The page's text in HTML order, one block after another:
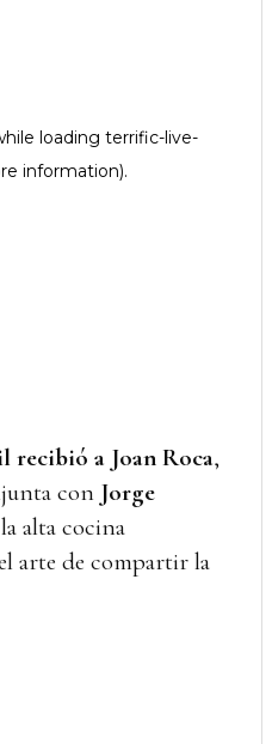
recibió a Joan Roca,
con Jorge
alta cocina
arte de compartir la